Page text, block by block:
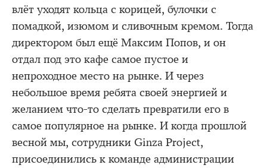
влёт уходят кольца с корицей, булочки с
помадкой, изюмом и сливочным кремом. Тогда
директором был ещё Максим Попов, и он
отдал под это кафе самое пустое и
непроходное место на рынке. И через
небольшое время ребята своей энергией и
желанием что-то сделать превратили его в
самое популярное на рынке. И когда прошлой
весной мы, сотрудники Ginza Project,
присоединились к команде администрации